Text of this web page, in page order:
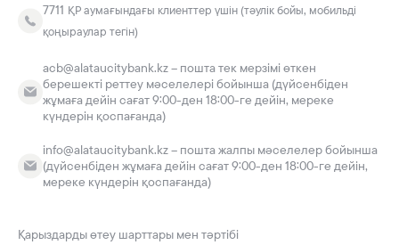
7711 ҚР аумағындағы клиенттер үшін (тәулік бойы, мобильді
қоңыраулар тегін)
acb@alataucitybank.kz – пошта тек мерзімі өткен
берешекті реттеу мәселелері бойынша (дүйсенбіден
жұмаға дейін сағат 9:00-ден 18:00-ге дейін, мереке
күндерін қоспағанда)
info@alataucitybank.kz – пошта жалпы мәселелер бойынша
(дүйсенбіден жұмаға дейін сағат 9:00-ден 18:00-ге дейін,
мереке күндерін қоспағанда)
Қарыздарды өтеу шарттары мен тәртібі